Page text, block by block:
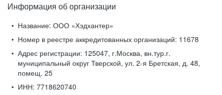
Информация об организации
Название: ООО «Хэдхантер»
Номер в реестре аккредитованных организаций: 11678
Адрес регистрации: 125047, г.Москва, вн.тур.г.
муниципальный округ Тверской, ул. 2-я Бретская, д. 48,
помещ. 25
ИНН: 7718620740